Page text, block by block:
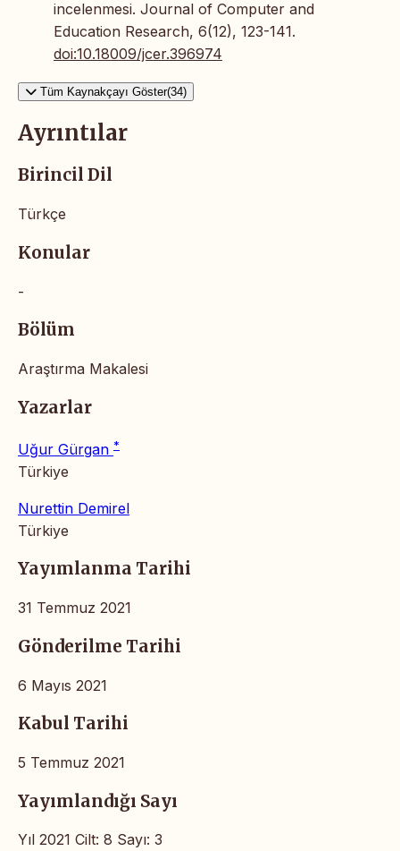
incelenmesi. Journal of Computer and
Education Research, 6(12), 123-141.
doi:10.18009/jcer.396974
Tüm Kaynakçayı Göster(34)
Ayrıntılar
Birincil Dil
Türkçe
Konular
-
Bölüm
Araştırma Makalesi
Yazarlar
Uğur Gürgan *
Türkiye
Nurettin Demirel
Türkiye
Yayımlanma Tarihi
31 Temmuz 2021
Gönderilme Tarihi
6 Mayıs 2021
Kabul Tarihi
5 Temmuz 2021
Yayımlandığı Sayı
Yıl 2021 Cilt: 8 Sayı: 3